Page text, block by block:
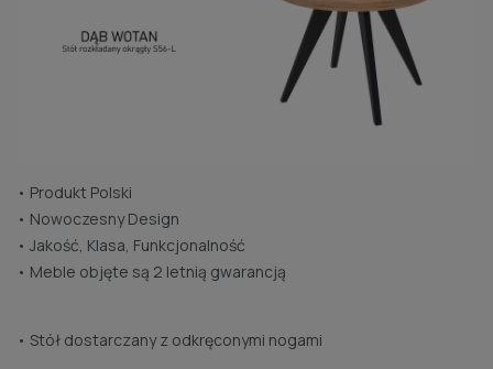
• Produkt Polski
• Nowoczesny Design
• Jakość, Klasa, Funkcjonalność
• Meble objęte są 2 letnią gwarancją
• Stół dostarczany z odkręconymi nogami